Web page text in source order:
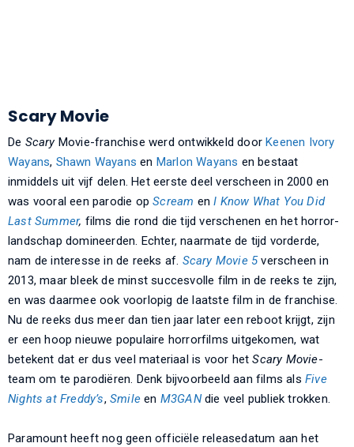
Scary Movie
De ScaryMovie-franchise werd ontwikkeld doorKeenen Ivory
Wayans, Shawn Wayans en Marlon Wayans en bestaat
inmiddels uit vijf delen. Het eerste deel verscheen in 2000 en
was vooral een parodie opScream enI Know What You Did
Last Summer, films die rond die tijd verschenen en het horror-
landschap domineerden. Echter, naarmate de tijd vorderde,
nam de interesse in de reeks af. Scary Movie 5 verscheen in
2013, maar bleek de minst succesvolle film in de reeks te zijn,
en was daarmee ook voorlopig de laatste film in de franchise.
Nu de reeks dus meer dan tien jaar later een reboot krijgt, zijn
er een hoop nieuwe populaire horrorfilms uitgekomen, wat
betekent dat er dus veel materiaal is voor hetScary Movie-
team om te parodiëren. Denk bijvoorbeeld aan films alsFive
Nights at Freddy’s,Smile en M3GANdie veel publiek trokken.
Paramount heeft nog geen officiële releasedatum aan het